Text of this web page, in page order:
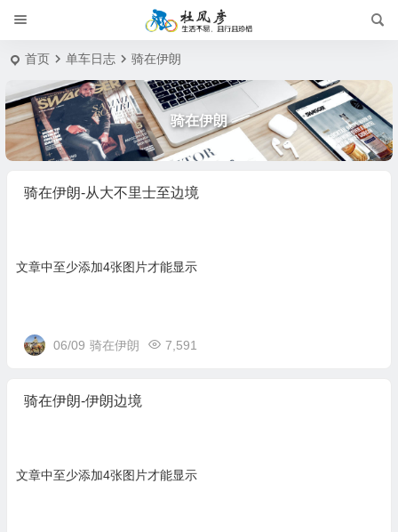
首页 单车日志 骑在伊朗
骑在伊朗
骑在伊朗-从大不里士至边境
文章中至少添加4张图片才能显示
06/09 骑在伊朗 7,591
骑在伊朗-伊朗边境
文章中至少添加4张图片才能显示